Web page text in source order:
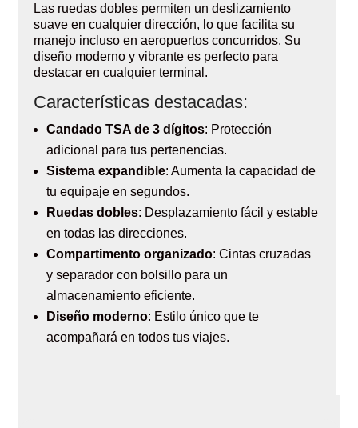
Las ruedas dobles permiten un deslizamiento
suave en cualquier dirección, lo que facilita su
manejo incluso en aeropuertos concurridos. Su
diseño moderno y vibrante es perfecto para
destacar en cualquier terminal.
Características destacadas:
Candado TSA de 3 dígitos: Protección
adicional para tus pertenencias.
Sistema expandible: Aumenta la capacidad de
tu equipaje en segundos.
Ruedas dobles: Desplazamiento fácil y estable
en todas las direcciones.
Compartimento organizado: Cintas cruzadas
y separador con bolsillo para un
almacenamiento eficiente.
Diseño moderno: Estilo único que te
acompañará en todos tus viajes.